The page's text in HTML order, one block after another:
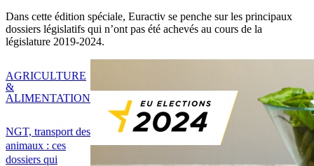
Dans cette édition spéciale, Euractiv se penche sur les principaux
dossiers législatifs qui n’ont pas été achevés au cours de la
législature 2019-2024.
NGT, transport des
animaux : ces
dossiers qui
AGRICULTURE
&
ALIMENTATION